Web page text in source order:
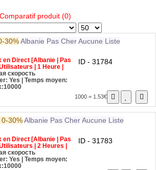
Comparatif produit (0)
30%Albanie Pas CherAucune Liste
en Direct [Albanie | Pas
| 1 Heure |
скорость
Yes | Temps moyen:
ID - 31784
1000 = 1.53€
0-30%Albanie Pas CherAucune Liste
en Direct [Albanie | Pas
| 2 Heures |
скорость
Yes | Temps moyen:
ID - 31783